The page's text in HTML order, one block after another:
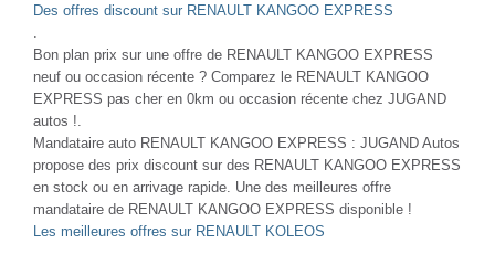
Des offres discount sur RENAULT KANGOO EXPRESS
Bon plan prix sur une offre de RENAULT KANGOO EXPRESS
neuf ou occasion récente ? Comparez le RENAULT KANGOO
EXPRESS pas cher en 0km ou occasion récente chez JUGAND
autos !.
Mandataire auto RENAULT KANGOO EXPRESS : JUGAND Autos
propose des prix discount sur des RENAULT KANGOO EXPRESS
en stock ou en arrivage rapide. Une des meilleures offre
mandataire de RENAULT KANGOO EXPRESS disponible !
Les meilleures offres sur RENAULT KOLEOS